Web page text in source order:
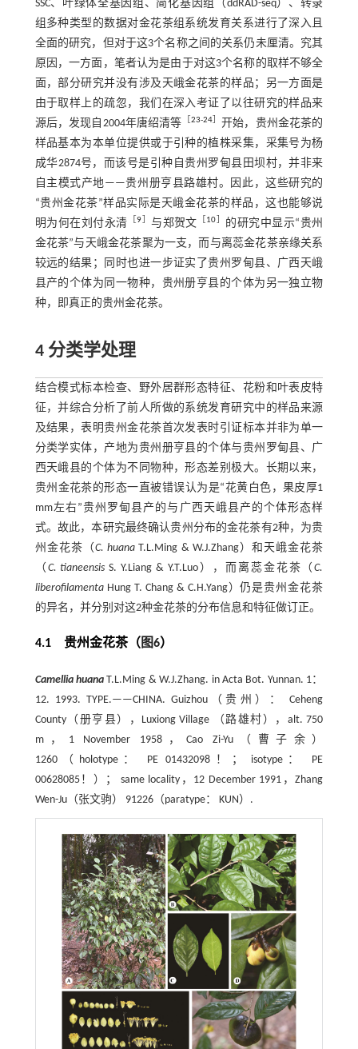
SSC、叶绿体全基因组、简化基因组（ddRAD-seq）、转录
组多种类型的数据对金花茶组系统发育关系进行了深入且
全面的研究，但对于这3个名称之间的关系仍未厘清。究其
原因，一方面，笔者认为是由于对这3个名称的取样不够全
面，部分研究并没有涉及天峨金花茶的样品；另一方面是
由于取样上的疏忽，我们在深入考证了以往研究的样品来
源后，发现自2004年唐绍清等
23-24］开始，贵州金花茶的
样品基本为本单位提供或于引种的植株采集，采集号为杨
成华2874号，而该号是引种自贵州罗甸县田坝村，并非来
自主模式产地——贵州册亨县路雄村。因此，这些研究的
“贵州金花茶”样品实际是天峨金花茶的样品，这也能够说
明为何在刘付永清 ［9 与郑贺文 10
的研究中显示“贵州
金花茶”与天峨金花茶聚为一支，而与离蕊金花茶亲缘关系
较远的结果；同时也进一步证实了贵州罗甸县、广西天峨
县产的个体为同一物种，贵州册亨县的个体为另一独立物
种，即真正的贵州金花茶。
4分类学处理
结合模式标本检查、野外居群形态特征、花粉和叶表皮特
征，并综合分析了前人所做的系统发育研究中的样品来源
及结果，表明贵州金花茶首次发表时引证标本并非为单一
分类学实体，产地为贵州册亨县的个体与贵州罗甸县、广
西天峨县的个体为不同物种，形态差别极大。长期以来，
贵州金花茶的形态一直被错误认为是“花黄白色，果皮厚1
mm左右”贵州罗甸县产的与广西天峨县产的个体形态样
式。故此，本研究最终确认贵州分布的金花茶有2种，为贵
州金花茶（C. huana T.L.Ming & W.J.Zhang）和天峨金花茶
（ C. tianeensis S. Y.Liang & Y.T.Luo），而离蕊金花茶（C.
liberofilamentaHung T. Chang & C.H.Yang）仍是贵州金花茶
的异名，并分别对这2种金花茶的分布信息和特征做订正。
4.1 贵州金花茶（ 图6）
Camellia huanaT.L.Ming & W.J.Zhang. in Acta Bot. Yunnan. 1：
12. 1993. TYPE.——CHINA. Guizhou（贵州）： Ceheng
County（册亨县），Luxiong Village （路雄村），alt. 750
m，1 November 1958，Cao Zi-Yu（曹子余）
1260（holotype： PE 01432098！； isotype： PE
00628085！）； same locality，12 December 1991，Zhang
Wen-Ju（张文驹） 91226（paratype： KUN）.